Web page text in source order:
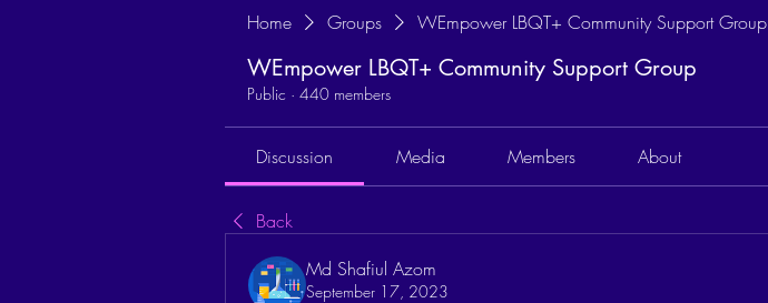
Home Groups WEmpower LBQT+ Community Support Group
WEmpower LBQT+ Community Support Group
Public · 440 members
Discussion Media Members About
Back
Md Shafiul Azom
September 17, 2023